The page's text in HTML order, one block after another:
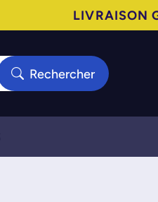
LIVRAISON
Rechercher